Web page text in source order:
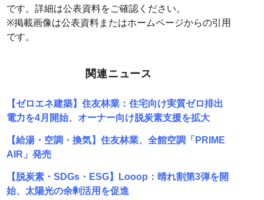
です。詳細は公表資料をご確認ください。
※掲載画像は公表資料またはホームページからの引用
です。
関連ニュース
【ゼロエネ建築】住友林業：住宅向け実質ゼロ排出
電力を4月開始、オーナー向け脱炭素支援を拡大
【給湯・空調・換気】住友林業、全館空調「PRIME
AIR」発売
【脱炭素・SDGs・ESG】Looop：晴れ割第3弾を開
始、太陽光の余剰活用を促進